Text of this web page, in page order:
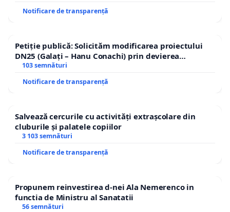
Notificare de transparență
Petiție publică: Solicităm modificarea proiectului
DN25 (Galați – Hanu Conachi) prin devierea
traseului în afara localităților!
103 semnături
Notificare de transparență
Salvează cercurile cu activități extrașcolare din
cluburile și palatele copiilor
3 103 semnături
Notificare de transparență
Propunem reinvestirea d-nei Ala Nemerenco in
functia de Ministru al Sanatatii
56 semnături